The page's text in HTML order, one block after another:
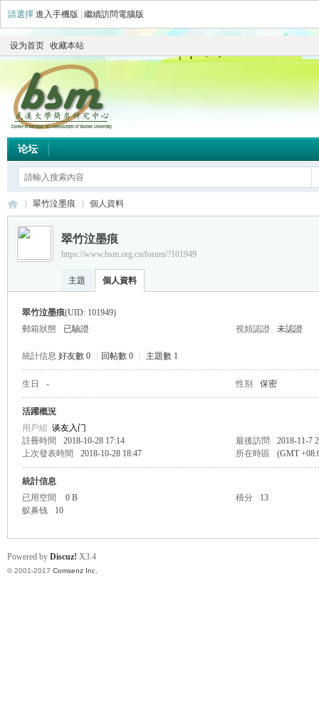
請選擇 進入手機版 繼續訪問電腦版
设为首页 收藏本站
论坛
›
翠竹泣墨痕 個人資料
翠竹泣墨痕
https://www.bsm.org.cn/forum/?101949
主題 個人資料
翠竹泣墨痕(UID: 101949)
郵箱狀態
已驗證 視頻認證 未認證
統計信息 好友數 0 回帖數 0 主題數 1
生日 - 性别 保密
活躍概況
用戶組 谈友入门
註冊時間
2018-10-28 17:14 最後訪問
2018-11-7
上次發表時間
2018-10-28 18:47 所在時區 (GMT
統計信息
已用空間
0 B 積分
13
蚁鼻钱
10
Powered by Discuz! X3.4
© 2001-2017 Comsenz Inc.